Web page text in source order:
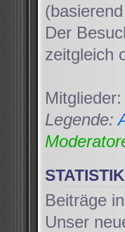
Der
zeitgleich
Legende:
STATISTIK
Beiträge
Unser